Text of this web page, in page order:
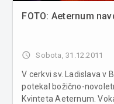
FOTO: Aeternum
access_time Sobota, 31.12.2011
V cerkvi sv. Ladislava v
potekal božično-
Kvinteta Aeternum.